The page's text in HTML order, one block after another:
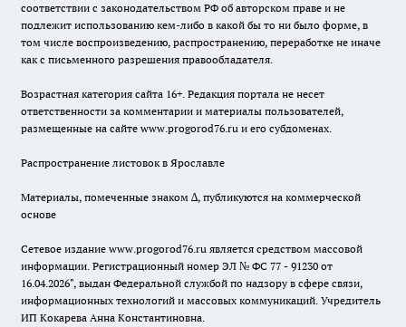
соответствии с законодательством РФ об авторском праве и не
подлежит использованию кем-либо в какой бы то ни было форме, в
том числе воспроизведению, распространению, переработке не иначе
как с письменного разрешения правообладателя.
Возрастная категория сайта 16+. Редакция портала не несет
ответственности за комментарии и материалы пользователей,
размещенные на сайте www.progorod76.ru и его субдоменах.
Распространение листовок в Ярославле
Материалы, помеченные знаком ∆, публикуются на коммерческой
основе
Сетевое издание www.progorod76.ru является средством массовой
информации. Регистрационный номер ЭЛ № ФС 77 - 91230 от
16.04.2026", выдан Федеральной службой по надзору в сфере связи,
информационных технологий и массовых коммуникаций. Учредитель
ИП Кокарева Анна Константиновна.